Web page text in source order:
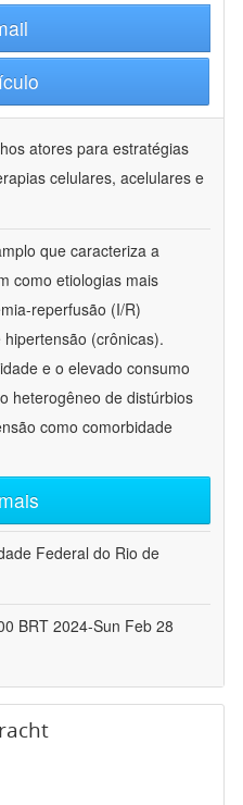
atores para estratégias
celulares, acelulares e
que caracteriza a
como etiologias mais
reperfusão (I/R)
(crônicas).
e o elevado consumo
heterogêneo de distúrbios
como comorbidade
Federal do Rio de
BRT 2024-Sun Feb 28